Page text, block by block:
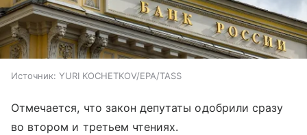
Источник: YURI KOCHETKOV/EPA/TASS
Отмечается, что закон депутаты одобрили сразу
во втором и третьем чтениях.